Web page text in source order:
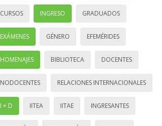
CURSOS INGRESO GRADUADOS
EXÁMENES GÉNERO EFEMÉRIDES
HOMENAJES BIBLIOTECA DOCENTES
NODOCENTES RELACIONES INTERNACIONALES
I + D IITEA IITAE INGRESANTES